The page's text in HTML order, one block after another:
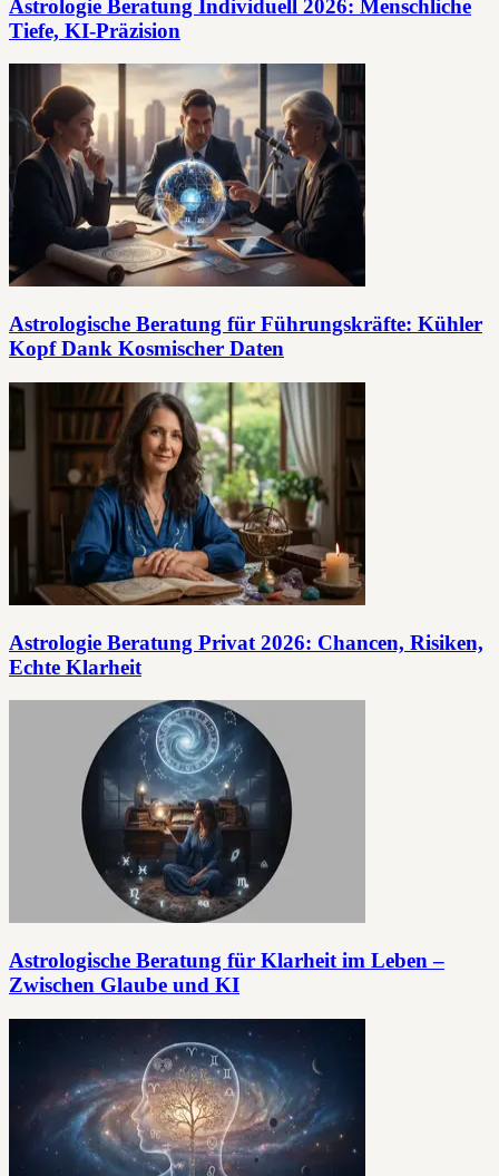
Astrologie Beratung Individuell 2026: Menschliche
Tiefe, KI-Präzision
Astrologische Beratung für Führungskräfte: Kühler
Kopf Dank Kosmischer Daten
Astrologie Beratung Privat 2026: Chancen, Risiken,
Echte Klarheit
Astrologische Beratung für Klarheit im Leben –
Zwischen Glaube und KI